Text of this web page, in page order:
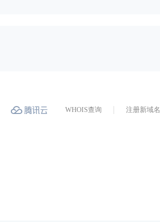
WHOIS查询 注册新域名